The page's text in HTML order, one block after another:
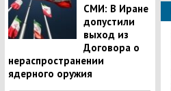
СМИ: В Иране
допустили
выход из
Договора о
нераспространении
ядерного оружия